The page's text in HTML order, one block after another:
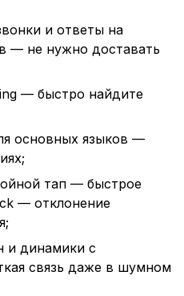
и ответы на
— не нужно доставать
— быстро найдите
основных языков —
тап — быстрое
— отклонение
и динамики с
связь даже в шумном